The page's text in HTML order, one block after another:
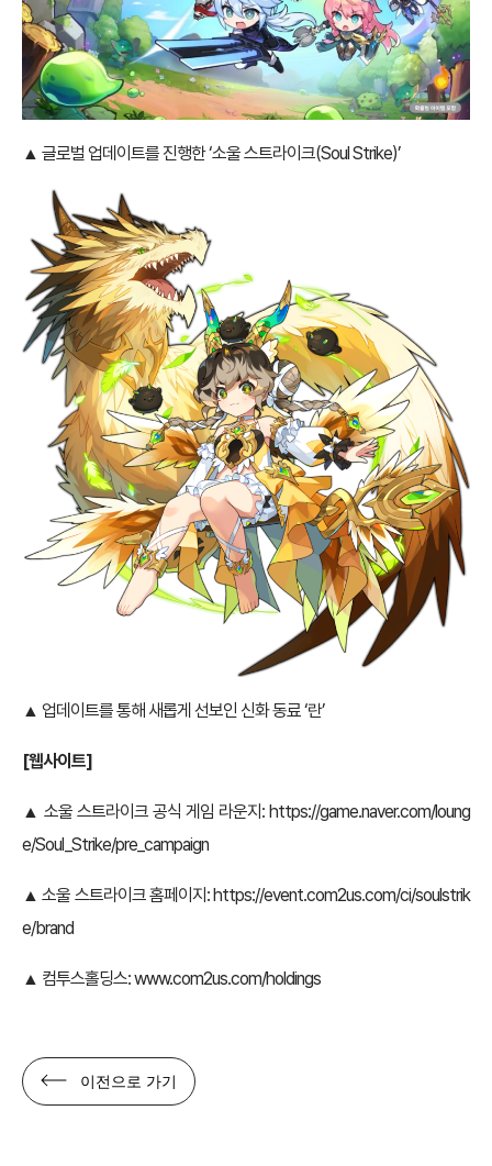
▲ 글로벌 업데이트를 진행한 ‘소울 스트라이크(Soul Strike)’
▲ 업데이트를 통해 새롭게 선보인 신화 동료 ‘란’
[웹사이트]
▲ 소울 스트라이크 공식 게임 라운지: https://game.naver.com/loung
e/Soul_Strike/pre_campaign
▲ 소울 스트라이크 홈페이지:https://event.com2us.com/ci/soulstrik
e/brand
▲ 컴투스홀딩스:www.com2us.com/holdings
이전으로 가기